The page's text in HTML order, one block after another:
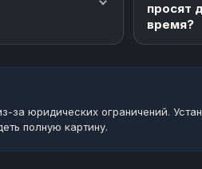
просят
время?
за юридических ограничений.
полную картину.